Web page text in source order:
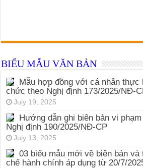
BIỂU MẪU VĂN BẢN
Mẫu hợp đồng với cá nhân thực
chức theo Nghị định 173/2025/NĐ-
July 19, 2025
Hướng dẫn ghi biên bản vi
Nghị định 190/2025/NĐ-CP
July 13, 2025
03 biểu mẫu mới về biên bản
chế hành chính áp dụng từ 20/7/